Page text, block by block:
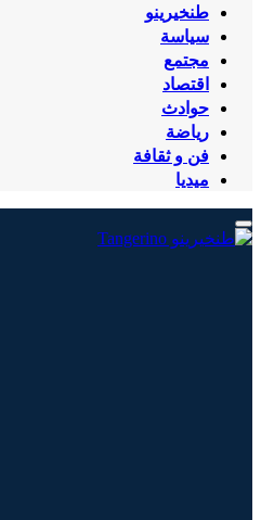
طنخيرينو
سياسة
مجتمع
اقتصاد
حوادث
رياضة
فن و ثقافة
ميديا